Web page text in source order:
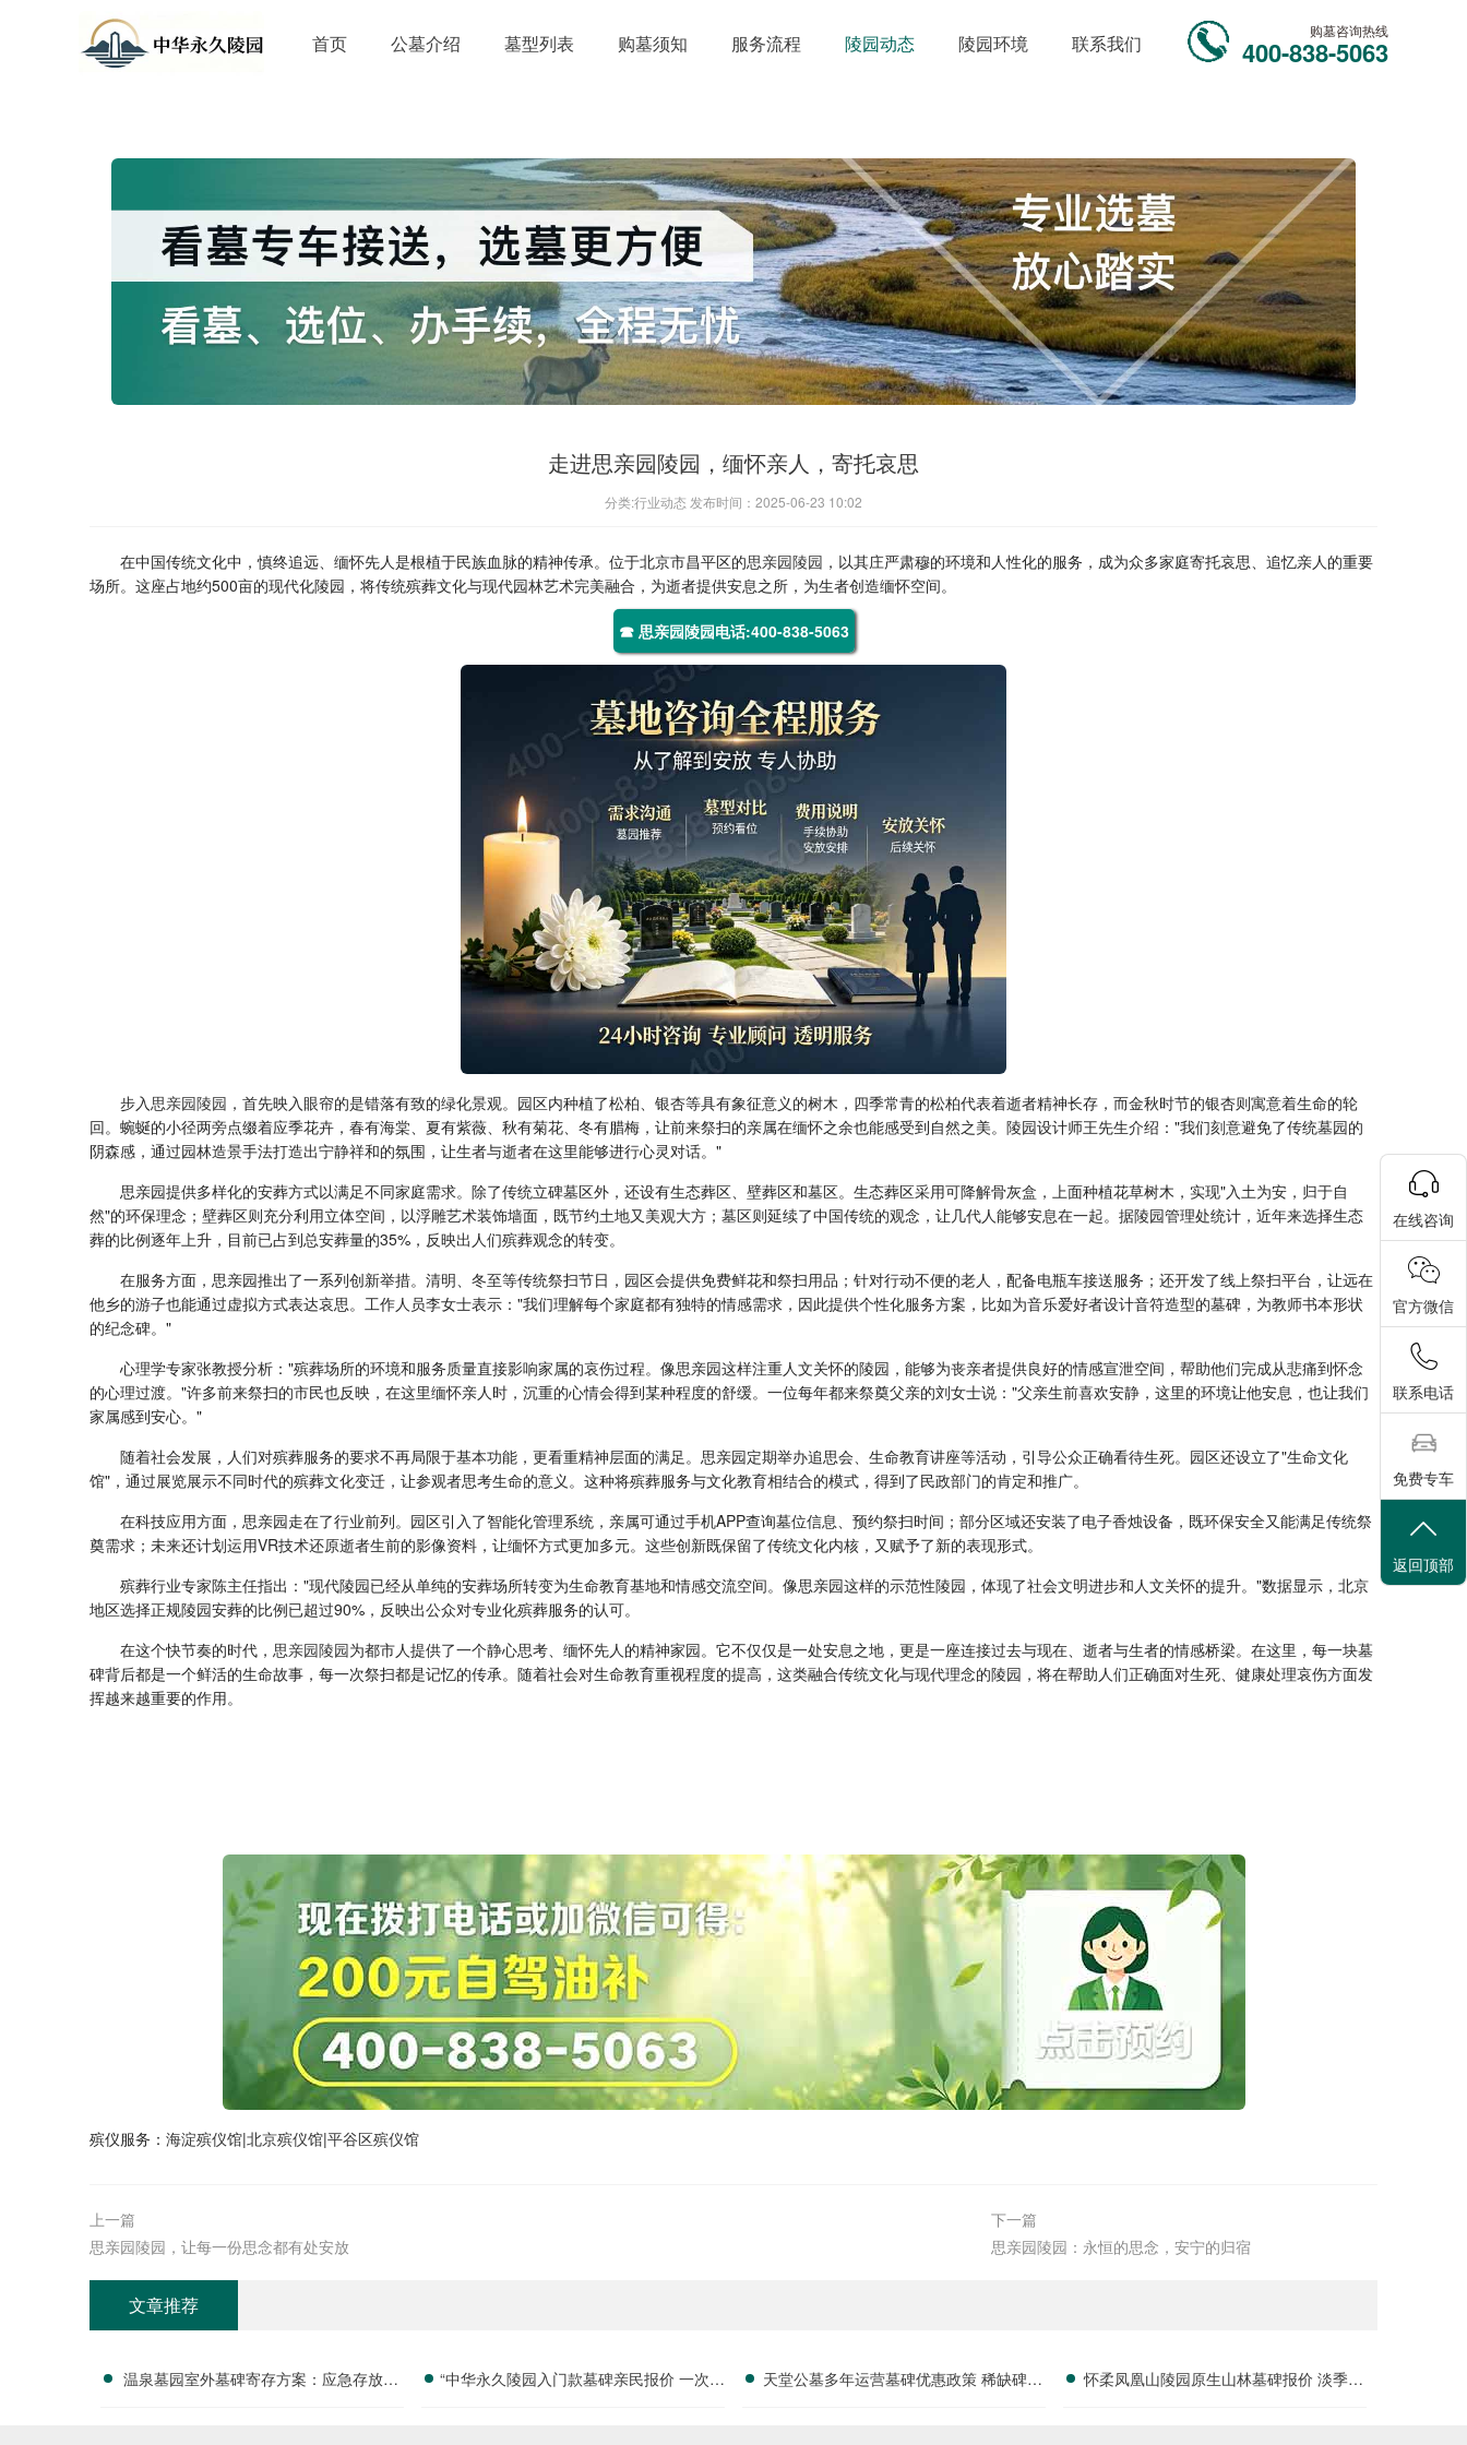
首页 公墓介绍 墓型列表 购墓须知 服务流程 陵园动态 陵园环境 联系我们
购墓咨询热线
400-838-5063
走进思亲园陵园，缅怀亲人，寄托哀思
分类:行业动态 发布时间：2025-06-23 10:02
在中国传统文化中，慎终追远、缅怀先人是根植于民族血脉的精神传承。位于北京市昌平区的思亲园陵园 ，以其庄严肃穆的环境和人性化的服务，成为众多家庭寄托哀思、追忆亲人的重要
场所。这座占地约500亩的现代化陵园，将传统殡葬文化与现代园林艺术完美融合，为逝者提供安息之所，为生者创造缅怀空间。
☎ 思亲园陵园电话:400-838-5063
步入 思亲园陵园 ，首先映入眼帘的是错落有致的绿化景观。园区内种植了松柏、银杏等具有象征意义的树木，四季常青的松柏代表着逝者精神长存，而金秋时节的银杏则寓意着生命的轮
回。蜿蜒的小径两旁点缀着应季花卉，春有海棠、夏有紫薇、秋有菊花、冬有腊梅，让前来祭扫的亲属在缅怀之余也能感受到自然之美。陵园设计师王先生介绍："我们刻意避免了传统墓园的
阴森感，通过园林造景手法打造出宁静祥和的氛围，让生者与逝者在这里能够进行心灵对话。"
思亲园提供多样化的安葬方式以满足不同家庭需求。除了传统立碑墓区外，还设有生态葬区、壁葬区和墓区。生态葬区采用可降解骨灰盒，上面种植花草树木，实现"入土为安，归于自
然"的环保理念；壁葬区则充分利用立体空间，以浮雕艺术装饰墙面，既节约土地又美观大方；墓区则延续了中国传统的观念，让几代人能够安息在一起。据陵园管理处统计，近年来选择生态
葬的比例逐年上升，目前已占到总安葬量的35%，反映出人们殡葬观念的转变。
在服务方面，思亲园推出了一系列创新举措。清明、冬至等传统祭扫节日，园区会提供免费鲜花和祭扫用品；针对行动不便的老人，配备电瓶车接送服务；还开发了线上祭扫平台，让远在
他乡的游子也能通过虚拟方式表达哀思。工作人员李女士表示："我们理解每个家庭都有独特的情感需求，因此提供个性化服务方案，比如为音乐爱好者设计音符造型的墓碑，为教师书本形状
的纪念碑。"
心理学专家张教授分析："殡葬场所的环境和服务质量直接影响家属的哀伤过程。像思亲园这样注重人文关怀的陵园，能够为丧亲者提供良好的情感宣泄空间，帮助他们完成从悲痛到怀念
的心理过渡。"许多前来祭扫的市民也反映，在这里缅怀亲人时，沉重的心情会得到某种程度的舒缓。一位每年都来祭奠父亲的刘女士说："父亲生前喜欢安静，这里的环境让他安息，也让我们
家属感到安心。"
随着社会发展，人们对殡葬服务的要求不再局限于基本功能，更看重精神层面的满足。思亲园定期举办追思会、生命教育讲座等活动，引导公众正确看待生死。园区还设立了"生命文化
馆"，通过展览展示不同时代的殡葬文化变迁，让参观者思考生命的意义。这种将殡葬服务与文化教育相结合的模式，得到了民政部门的肯定和推广。
在科技应用方面，思亲园走在了行业前列。园区引入了智能化管理系统，亲属可通过手机APP查询墓位信息、预约祭扫时间；部分区域还安装了电子香烛设备，既环保安全又能满足传统祭
奠需求；未来还计划运用VR技术还原逝者生前的影像资料，让缅怀方式更加多元。这些创新既保留了传统文化内核，又赋予了新的表现形式。
殡葬行业专家陈主任指出："现代陵园已经从单纯的安葬场所转变为生命教育基地和情感交流空间。像思亲园这样的示范性陵园，体现了社会文明进步和人文关怀的提升。"数据显示，北京
地区选择正规陵园安葬的比例已超过90%，反映出公众对专业化殡葬服务的认可。
在这个快节奏的时代， 思亲园陵园为都市人提供了一个静心思考、缅怀先人的精神家园。它不仅仅是一处安息之地，更是一座连接过去与现在、逝者与生者的情感桥梁。在这里，每一块墓
碑背后都是一个鲜活的生命故事，每一次祭扫都是记忆的传承。随着社会对生命教育重视程度的提高，这类融合传统文化与现代理念的陵园，将在帮助人们正确面对生死、健康处理哀伤方面发
挥越来越重要的作用。
殡仪服务： 海淀殡仪馆|北京殡仪馆|平谷区殡仪馆
上一篇
思亲园陵园，让每一份思念都有处安放
下一篇
思亲园陵园：永恒的思念，安宁的归宿
文章推荐
温泉墓园室外墓碑寄存方案：应急存放配
“中华永久陵园入门款墓碑亲民报价 一次性
天堂公墓多年运营墓碑优惠政策 稀缺碑位
怀柔凤凰山陵园原生山林墓碑报价 淡季专
在线咨询
官方微信
联系电话
免费专车
返回顶部